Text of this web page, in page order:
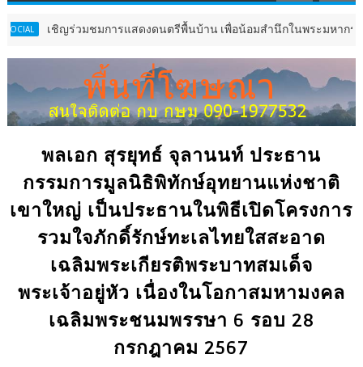
วมชมการแสดงดนตรีพื้นบ้าน เพื่อน้อมสำนึกในพระมหากรุณาธิคุณ สมเ
พลเอก สุรยุทธ์ จุลานนท์ ประธาน
กรรมการมูลนิธิพิทักษ์อุทยานแห่งชาติ
เขาใหญ่ เป็นประธานในพิธีเปิดโครงการ
รวมใจภักดิ์รักษ์ทะเลไทยใสสะอาด
เฉลิมพระเกียรติพระบาทสมเด็จ
พระเจ้าอยู่หัว เนื่องในโอกาสมหามงคล
เฉลิมพระชนมพรรษา 6 รอบ 28
กรกฎาคม 2567